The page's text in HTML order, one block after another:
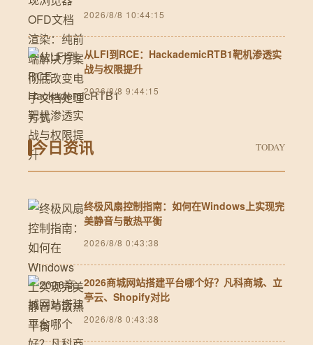
2026/8/8 10:44:15
从LFI到RCE：HackademicRTB1靶机渗透实
战与权限提升
2026/8/8 9:44:15
今日资讯 TODAY
终极风扇控制指南：如何在Windows上实现完
美静音与散热平衡
2026/8/8 0:43:38
2026商城网站搭建平台哪个好？凡科商城、立
亭云、Shopify对比
2026/8/8 0:43:38